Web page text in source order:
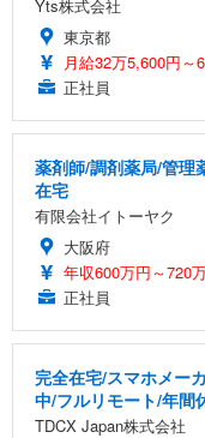
Yts株式会社
東京都
月給32万5,600円～
正社員
薬剤師/調剤薬局/管理
在宅
有限会社イトーヤク
大阪府
年収600万円～720
正社員
完全在宅/スマホメー
中/フルリモート/年間
TDCX Japan株式会社